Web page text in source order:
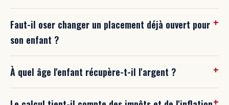
Faut-il oser changer un placement déjà ouvert pour
son enfant ?
À quel âge l'enfant récupère-t-il l'argent ?